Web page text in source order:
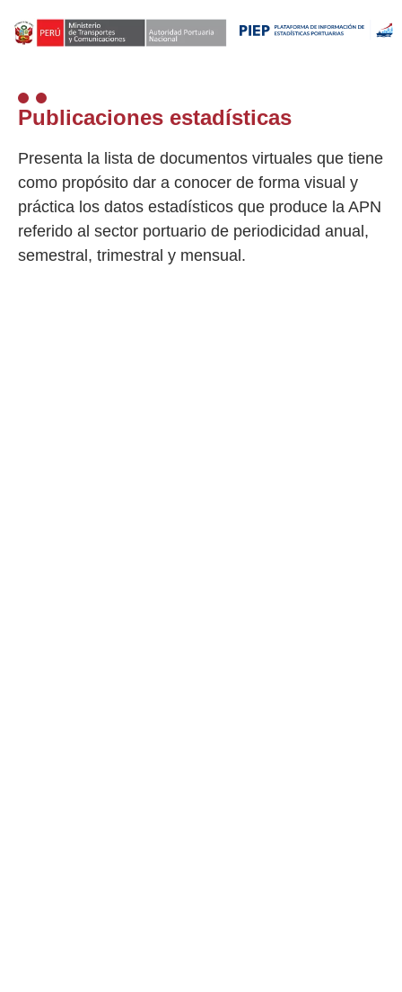
Publicaciones estadísticas
Presenta la lista de documentos virtuales que tiene
como propósito dar a conocer de forma visual y
práctica los datos estadísticos que produce la APN
referido al sector portuario de periodicidad anual,
semestral, trimestral y mensual.